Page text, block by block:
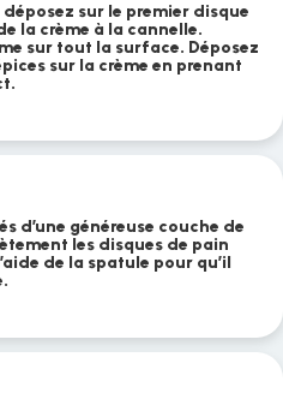
sur le premier disque
la crème à la cannelle.
sur tout la surface. Déposez
sur la crème en prenant
d’une généreuse couche de
les disques de pain
de la spatule pour qu’il